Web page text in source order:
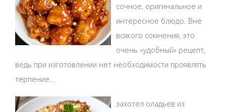
сочное, оригинальное и
интересное блюдо. Вне
всякого сомнения, это
очень «удобный» рецепт,
ведь при изготовлении нет необходимости проявлять
терпение...
захотел оладьев из